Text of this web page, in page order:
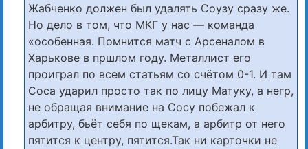
Жабченко должен был удалять Соузу сразу же.
Но дело в том, что МКГ у нас — команда
«особенная. Помнится матч с Арсеналом в
Харькове в пршлом году. Металлист его
проиграл по всем статьям со счётом 0-1. И там
Соса ударил просто так по лицу Матуку, а негр,
не обращая внимание на Сосу побежал к
арбитру, бьёт себя по щекам, а арбитр от него
пятится к центру, пятится.Так ни карточки не